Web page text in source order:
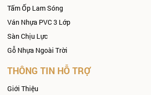
Tấm Ốp Lam Sóng
Ván Nhựa PVC 3 Lớp
Sàn Chịu Lực
Gỗ Nhựa Ngoài Trời
THÔNG TIN HỖ TRỢ
Giới Thiệu